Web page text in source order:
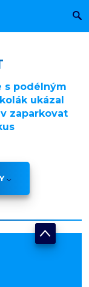
s podélným
ukázal
zaparkovat